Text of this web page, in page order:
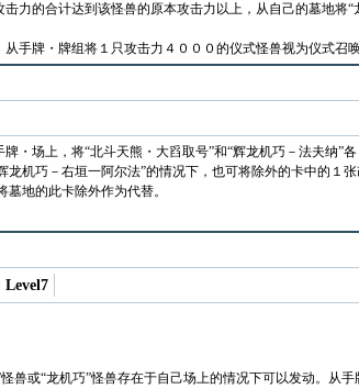
力的合计达到该怪兽的原本攻击力以上，从自己的墓地将
手牌・牌组将１只攻击力４０００的仪式怪兽视为仪式召唤
场上，将“北斗天熊・大舀取号”和“辉龙机巧－法夫纳”
龙机巧－右垣一阿尔法”的情况下，也可将除外的卡中的１
地的此卡除外作为代替。
Level7
兽或“龙机巧”怪兽存在于自己场上的情况下可以发动。从